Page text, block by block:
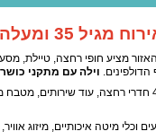
35 ומעלה!
מציע חופי רחצה, טיילת,
וילה עם מתקני
6 חדרי שינה זוגיים מתוכם 2 סוויטות, 4 חדרי
וכלי מיטה איכותיים, מיזוג